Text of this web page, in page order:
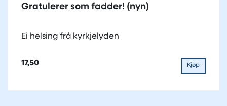
Gratulerer som fadder! (nyn)
Ei helsing frå kyrkjelyden
17,50 Kjøp